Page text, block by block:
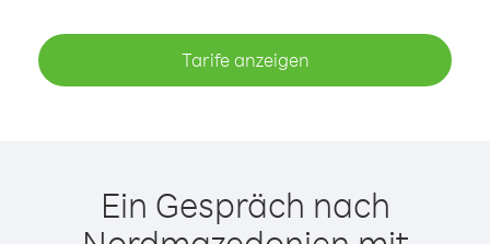
Tarife anzeigen
Ein Gespräch nach